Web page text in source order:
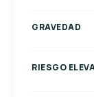
GRAVEDAD
RIESGO